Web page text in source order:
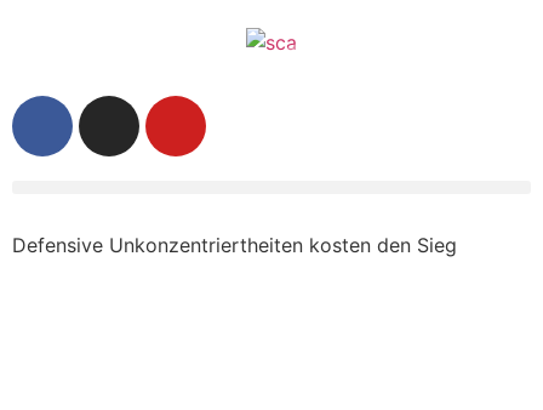
Defensive Unkonzentriertheiten kosten den Sieg